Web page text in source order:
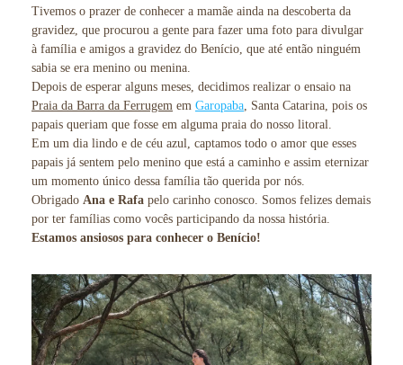
Tivemos o prazer de conhecer a mamãe ainda na descoberta da
gravidez, que procurou a gente para fazer uma foto para divulgar
à família e amigos a gravidez do Benício, que até então ninguém
sabia se era menino ou menina.
Depois de esperar alguns meses, decidimos realizar o ensaio na
Praia da Barra da Ferrugem em Garopaba , Santa Catarina, pois os
papais queriam que fosse em alguma praia do nosso litoral.
Em um dia lindo e de céu azul, captamos todo o amor que esses
papais já sentem pelo menino que está a caminho e assim eternizar
um momento único dessa família tão querida por nós.
Obrigado Ana e Rafa pelo carinho conosco. Somos felizes demais
por ter famílias como vocês participando da nossa história.
Estamos ansiosos para conhecer o Benício!